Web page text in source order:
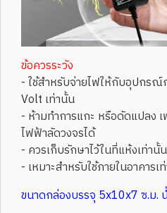
ข้อควรระวัง
- ใช้สำหรับจ่ายไฟให้กับอุปกรณ์
Volt เท่านั้น
- ห้ามทำการแกะ หรือดัดแปลง
ไฟฟ้าลัดวงจรได้
- ควรเก็บรักษาไว้ในที่แห้งเท่านั้น
- เหมาะสำหรับใช้ภายในอาคารเ
ขนาดกล่องบรรจุ 5x10x7 ซ.ม.